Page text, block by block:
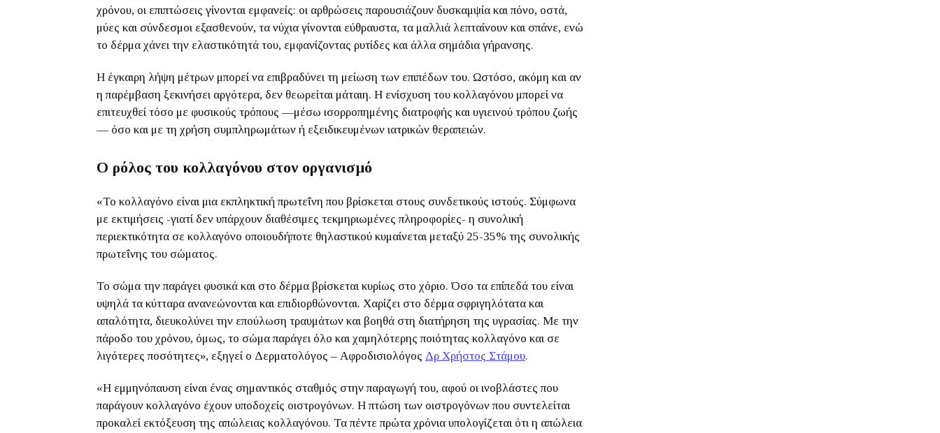
χρόνου, οι επιπτώσεις γίνονται εμφανείς: οι αρθρώσεις παρουσιάζουν δυσκαμψία και πόνο, οστά,
μύες και σύνδεσμοι εξασθενούν, τα νύχια γίνονται εύθραυστα, τα μαλλιά λεπταίνουν και σπάνε, ενώ
το δέρμα χάνει την ελαστικότητά του, εμφανίζοντας ρυτίδες και άλλα σημάδια γήρανσης.
Η έγκαιρη λήψη μέτρων μπορεί να επιβραδύνει τη μείωση των επιπέδων του. Ωστόσο, ακόμη και αν
η παρέμβαση ξεκινήσει αργότερα, δεν θεωρείται μάταιη. Η ενίσχυση του κολλαγόνου μπορεί να
επιτευχθεί τόσο με φυσικούς τρόπους —μέσω ισορροπημένης διατροφής και υγιεινού τρόπου ζωής
— όσο και με τη χρήση συμπληρωμάτων ή εξειδικευμένων ιατρικών θεραπειών.
Ο ρόλος του κολλαγόνου στον οργανισμό
«Το κολλαγόνο είναι μια εκπληκτική πρωτεΐνη που βρίσκεται στους συνδετικούς ιστούς. Σύμφωνα
με εκτιμήσεις -γιατί δεν υπάρχουν διαθέσιμες τεκμηριωμένες πληροφορίες- η συνολική
περιεκτικότητα σε κολλαγόνο οποιουδήποτε θηλαστικού κυμαίνεται μεταξύ 25-35% της συνολικής
πρωτεΐνης του σώματος.
Το σώμα την παράγει φυσικά και στο δέρμα βρίσκεται κυρίως στο χόριο. Όσο τα επίπεδά του είναι
υψηλά τα κύτταρα ανανεώνονται και επιδιορθώνονται. Χαρίζει στο δέρμα σφριγηλότατα και
απαλότητα, διευκολύνει την επούλωση τραυμάτων και βοηθά στη διατήρηση της υγρασίας. Με την
πάροδο του χρόνου, όμως, το σώμα παράγει όλο και χαμηλότερης ποιότητας κολλαγόνο και σε
λιγότερες ποσότητες», εξηγεί ο Δερματολόγος – Αφροδισιολόγος Δρ Χρήστος Στάμου.
«Η εμμηνόπαυση είναι ένας σημαντικός σταθμός στην παραγωγή του, αφού οι ινοβλάστες που
παράγουν κολλαγόνο έχουν υποδοχείς οιστρογόνων. Η πτώση των οιστρογόνων που συντελείται
προκαλεί εκτόξευση της απώλειας κολλαγόνου. Τα πέντε πρώτα χρόνια υπολογίζεται ότι η απώλεια